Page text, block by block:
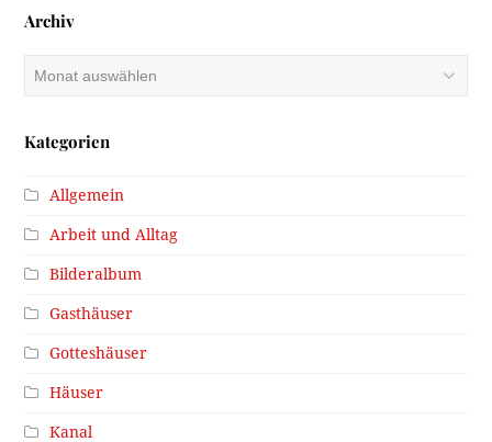
Archiv
Kategorien
Allgemein
Arbeit und Alltag
Bilderalbum
Gasthäuser
Gotteshäuser
Häuser
Kanal